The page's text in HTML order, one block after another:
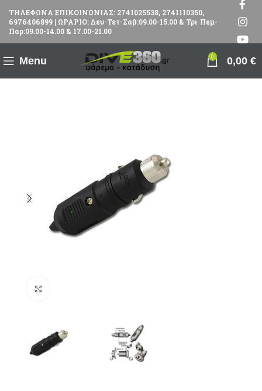
ΤΗΛΕΦΩΝΑ ΕΠΙΚΟΙΝΩΝΙΑΣ: 2741025538, 2741110350,
6976406899 | ΩΡΑΡΙΟ: Δευ-Τετ-Σαβ:09.00-15.00 & Τρι-Πεμ-
Παρ:09.00-14.00 & 17.00-21.00
Menu 0 0,00 €